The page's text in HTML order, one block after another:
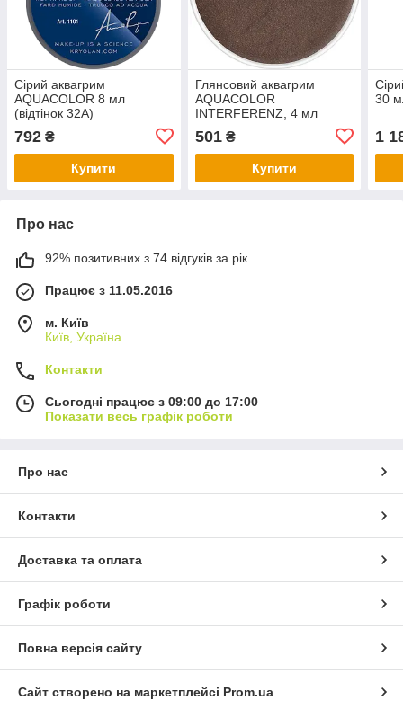
Сірий аквагрим
AQUACOLOR 8 мл
(відтінок 32А)
792 ₴
Купити
Глянсовий аквагрим
AQUACOLOR
INTERFERENZ, 4 мл
501₴
Купити
30
1
Про нас
92% позитивних з 74 відгуків за рік
Працює з 11.05.2016
м. Київ
Київ, Україна
Контакти
Сьогодні працює з 09:00 до 17:00
Показати весь графік роботи
Про нас
Контакти
Доставка та оплата
Графік роботи
Повна версія сайту
Сайт створено на маркетплейсі Prom.ua